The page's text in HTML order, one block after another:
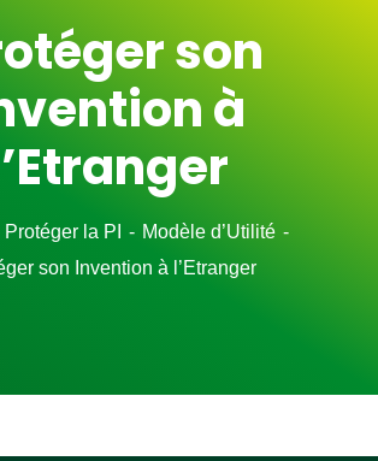
son
à
Protéger la PI
Modèle d’Utilité
son Invention à l’Etranger